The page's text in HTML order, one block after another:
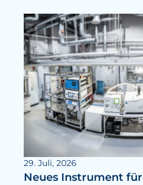
29. Juli, 2026
Neues Instrument